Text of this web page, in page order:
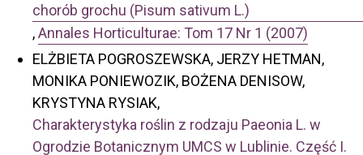
chorób grochu (Pisum sativum L.)
,Annales Horticulturae: Tom 17 Nr 1 (2007)
ELŻBIETA POGROSZEWSKA, JERZY HETMAN,
MONIKA PONIEWOZIK, BOŻENA DENISOW,
KRYSTYNA RYSIAK,
Charakterystyka roślin z rodzaju Paeonia L. w
Ogrodzie Botanicznym UMCS w Lublinie. Część I.